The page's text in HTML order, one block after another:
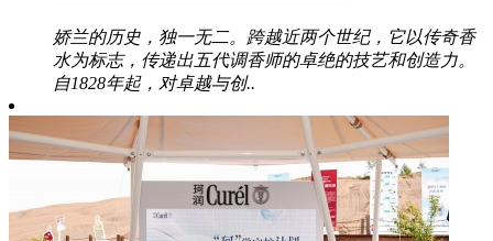
娇兰的历史，独一无二。跨越近两个世纪，它以传奇香
水为标志，传递出五代调香师的卓绝的技艺和创造力。
自1828年起，对卓越与创..